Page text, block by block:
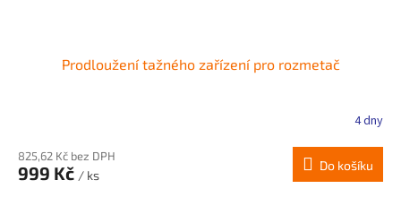
Prodloužení tažného zařízení pro rozmetač
4 dny
825,62 Kč bez DPH
999 Kč / ks
Do košíku